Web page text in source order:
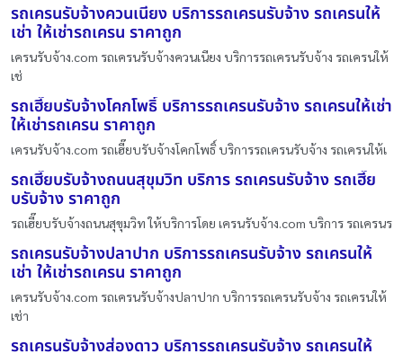
รถเครนรับจ้างควนเนียง บริการรถเครนรับจ้าง รถเครนให้
เช่า ให้เช่ารถเครน ราคาถูก
เครนรับจ้าง.com รถเครนรับจ้างควนเนียง บริการรถเครนรับจ้าง รถเครนให้
เช่
รถเฮี๊ยบรับจ้างโคกโพธิ์ บริการรถเครนรับจ้าง รถเครนให้เช่า
ให้เช่ารถเครน ราคาถูก
เครนรับจ้าง.com รถเฮี๊ยบรับจ้างโคกโพธิ์ บริการรถเครนรับจ้าง รถเครนให้เ
รถเฮี๊ยบรับจ้างถนนสุขุมวิท บริการ รถเครนรับจ้าง รถเฮี๊ย
บรับจ้าง ราคาถูก
รถเฮี๊ยบรับจ้างถนนสุขุมวิท ให้บริการโดย เครนรับจ้าง.com บริการ รถเครนร
รถเครนรับจ้างปลาปาก บริการรถเครนรับจ้าง รถเครนให้
เช่า ให้เช่ารถเครน ราคาถูก
เครนรับจ้าง.com รถเครนรับจ้างปลาปาก บริการรถเครนรับจ้าง รถเครนให้
เช่า
รถเครนรับจ้างส่องดาว บริการรถเครนรับจ้าง รถเครนให้